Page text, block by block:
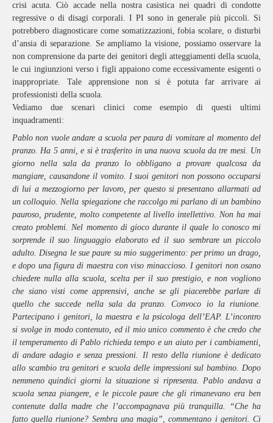
crisi acuta. Ciò accade nella nostra casistica nei quadri di condotte
regressive o di disagi corporali. I PI sono in generale più piccoli. Si
potrebbero diagnosticare come somatizzazioni, fobia scolare, o disturbi
d’ansia di separazione. Se ampliamo la visione, possiamo osservare la
non comprensione da parte dei genitori degli atteggiamenti della scuola,
le cui ingiunzioni verso i figli appaiono come eccessivamente esigenti o
inappropriate. Tale apprensione non si è potuta far arrivare ai
professionisti della scuola.
Vediamo due scenari clinici come esempio di questi ultimi
inquadramenti:
Pablo non vuole andare a scuola per paura di vomitare al momento del
pranzo. Ha 5 anni, e si è trasferito in una nuova scuola da tre mesi. Un
giorno nella sala da pranzo lo obbligano a provare qualcosa da
mangiare, causandone il vomito. I suoi genitori non possono occuparsi
di lui a mezzogiorno per lavoro, per questo si presentano allarmati ad
un colloquio. Nella spiegazione che raccolgo mi parlano di un bambino
pauroso, prudente, molto competente al livello intellettivo. Non ha mai
creato problemi. Nel momento di gioco durante il quale lo conosco mi
sorprende il suo linguaggio elaborato ed il suo sembrare un piccolo
adulto. Disegna le sue paure su mio suggerimento: per primo un drago,
e dopo una figura di maestra con viso minaccioso. I genitori non osano
chiedere nulla alla scuola, scelta per il suo prestigio, e non vogliono
che siano visti come apprensivi, anche se gli piacerebbe parlare di
quello che succede nella sala da pranzo. Convoco io la riunione.
Partecipano i genitori, la maestra e la psicologa dell’EAP. L’incontro
si svolge in modo contenuto, ed il mio unico commento è che credo che
il temperamento di Pablo richieda tempo e un aiuto per i cambiamenti,
di andare adagio e senza pressioni. Il resto della riunione è dedicato
allo scambio tra genitori e scuola delle impressioni sul bambino. Dopo
nemmeno quindici giorni la situazione si ripresenta. Pablo andava a
scuola senza piangere, e le piccole paure che gli rimanevano era ben
contenute dalla madre che l’accompagnava più tranquilla. “Che ha
fatto quella riunione? Sembra una magia”, commentano i genitori. Ci